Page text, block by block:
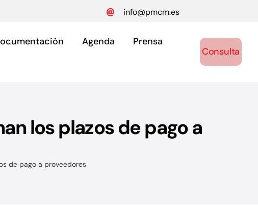
info@pmcm.es
y autónomos.
Agenda
Prensa
Consulta
los plazos de pago a
de pago a proveedores